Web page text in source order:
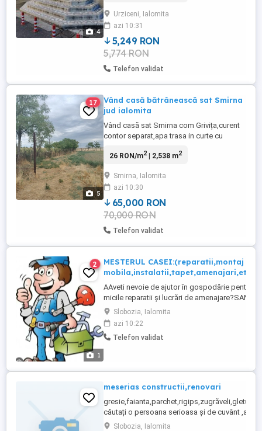
4
bun și vizibilitate excelentă din stradă.
Este ideal pentru o gamă variată de
activități comerciale ...
Urziceni, Ialomita
azi 10:31
5,249 RON
5,774 RON
Telefon validat
5
17
Vând casă bătrânească sat Smirna
jud ialomita
Vând casă sat Smirna com Grivița,curent
contor separat,apa trasa in curte cu
fântână in curte ,200 m până la soseaua
seriozitate Nr tel
26 RON/m2| 2,538 m2
Smirna, Ialomita
azi 10:30
65,000 RON
70,000 RON
Telefon validat
1
2
MESTERUL CASEI:(reparatii,montaj
mobila,instalatii,tapet,amenajari,etc)
AAveti nevoie de ajutor în gospodărie pentru
micile reparatii și lucrări de amenajare?SANT
,,MESTERUL CASEI,,și ofer servicii de la A la
Z cu seriozitate și unelte profesionale.Va pot
ajuta rapid și eficient
cu:reparatii,zugrăveli,vopsit uși și
Slobozia, Ialomita
azi 10:22
Telefon validat
meserias constructii,renovari
căutați o persoana serioasa și de cuvânt
dvs.Slobozia, Ialomita